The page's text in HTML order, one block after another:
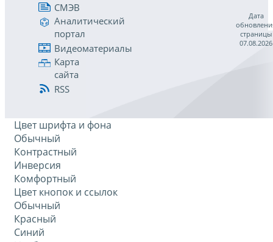
СМЭВ
Аналитический
портал
Видеоматериалы
Карта
сайта
RSS
Дата
страницы
07.08.2026
Цвет шрифта и фона
Обычный
Контрастный
Инверсия
Комфортный
Цвет кнопок и ссылок
Обычный
Красный
Синий